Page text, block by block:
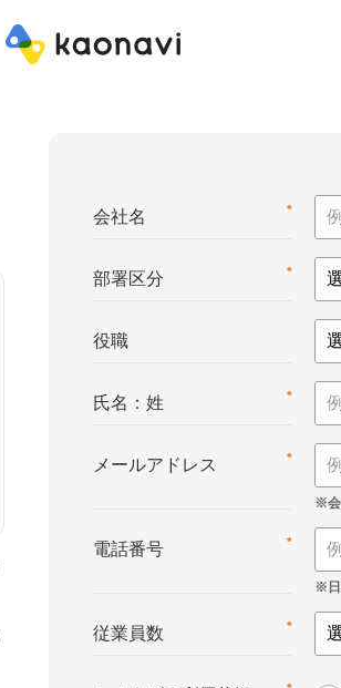
*
会社名
*
部署区分
役職
*
氏名：姓
*
メールアドレス
*
電話番号
*
従業員数